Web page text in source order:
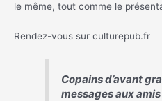
le même, tout comme le
Rendez-vous sur culturepub.fr
Copains d’avant
messages aux amis